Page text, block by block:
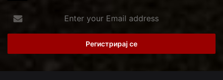
your
Email